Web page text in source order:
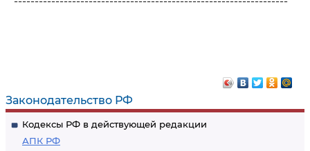
Законодательство РФ
Кодексы РФ в действующей редакции
АПК РФ